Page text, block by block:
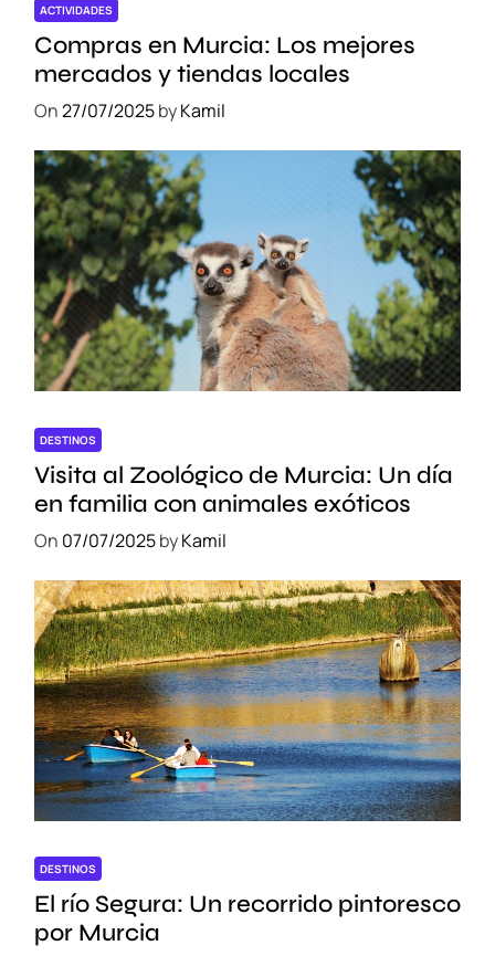
ACTIVIDADES
Compras en Murcia: Los mejores
mercados y tiendas locales
On27/07/2025byKamil
DESTINOS
Visita al Zoológico de Murcia: Un día
en familia con animales exóticos
On 07/07/2025byKamil
DESTINOS
El río Segura: Un recorrido pintoresco
por Murcia